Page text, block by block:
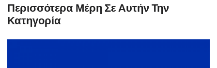
Περισσότερα Μέρη Σε Αυτήν Την
Κατηγορία